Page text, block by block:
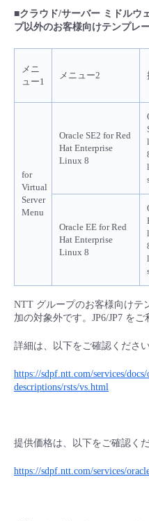
- Flexible InterConnect
- Flexible Remote Access
- vUTM2
- ITインフラストラクチ
- その他
■クラウド/サーバー ミドルウ
プ以外のお客様向けテンプレー
メニ
ュー1
メニュー2
for
Virtual
Server
Menu
Oracle SE2 for Red
Hat Enterprise
Linux 8
Oracle EE for Red
Hat Enterprise
Linux 8
NTT グループのお客様向けテ
加の対象外です。JP6/JP7 をご
詳細は、以下をご確認ください
https://sdpf.ntt.com/services/
descriptions/rsts/vs.html
提供価格は、以下をご確認くだ
https://sdpf.ntt.com/services/